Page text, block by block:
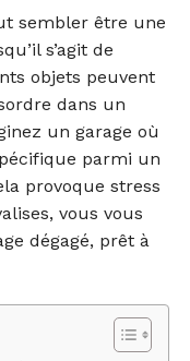
sembler être une
s’agit de
objets peuvent
dans un
un garage où
parmi un
provoque stress
vous vous
dégagé, prêt à